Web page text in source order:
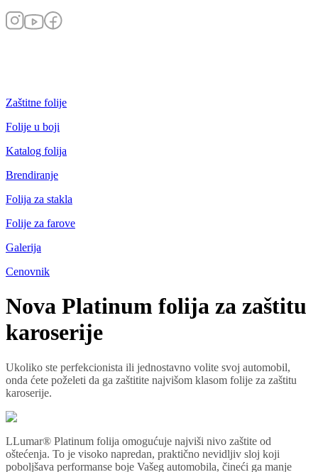
Zaštitne folije
Folije u boji
Katalog folija
Brendiranje
Folija za stakla
Folije za farove
Galerija
Cenovnik
Nova Platinum folija za zaštitu
karoserije
Ukoliko ste perfekcionista ili jednostavno volite svoj automobil,
onda ćete poželeti da ga zaštitite najvišom klasom folije za zaštitu
karoserije.
LLumar® Platinum folija omogućuje najviši nivo zaštite od
oštećenja. To je visoko napredan, praktično nevidljiv sloj koji
poboljšava performanse boje Vašeg automobila, čineći ga manje